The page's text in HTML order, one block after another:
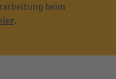
beim
.